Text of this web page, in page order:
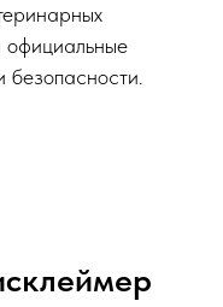
официальные
безопасности.